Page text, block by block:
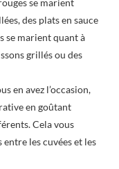
se marient
des plats en sauce
se marient quant à
grillés ou des
en avez l’occasion,
en goûtant
Cela vous
les cuvées et les